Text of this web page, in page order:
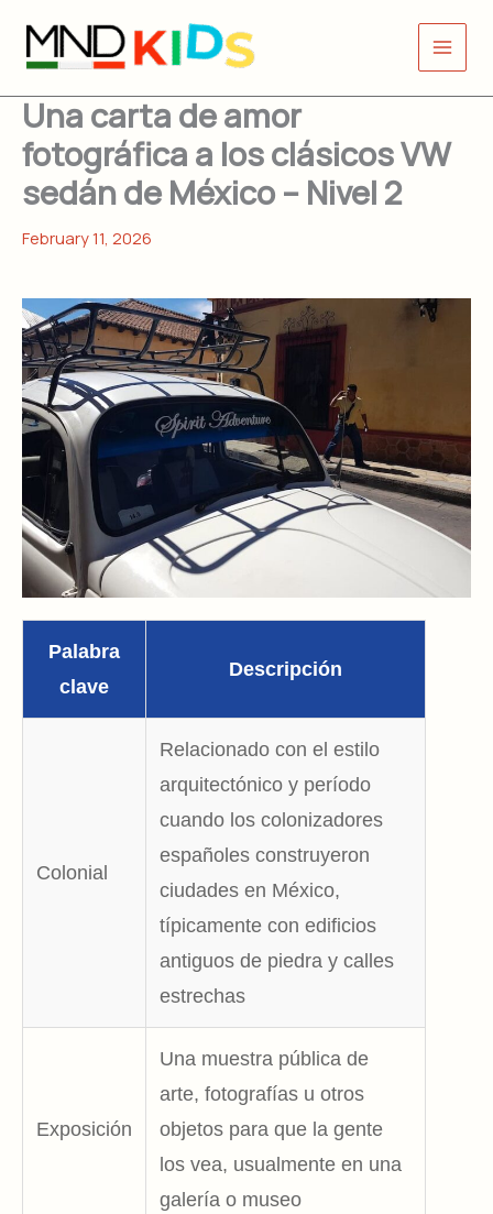
content
Una carta de amor
fotográfica a los clásicos VW
sedán de México – Nivel 2
Palabra
clave
Descripción
Colonial
Relacionado con el estilo
arquitectónico y período
cuando los colonizadores
españoles construyeron
ciudades en México,
típicamente con edificios
antiguos de piedra y calles
estrechas
Exposición
Una muestra pública de
arte, fotografías u otros
objetos para que la gente
los vea, usualmente en una
galería o museo